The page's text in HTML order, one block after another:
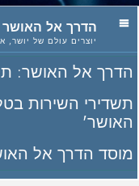
הדרך אל האושר
יוצרים עולם של יושר,
הדרך אל האושר:
תשדירי השירות
האושר'
מוסד הדרך אל